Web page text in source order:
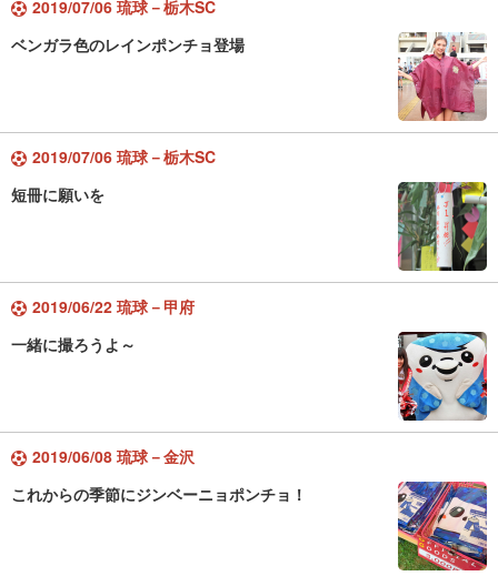
2019/07/06 琉球－栃木SC
ベンガラ色のレインポンチョ登場
2019/07/06 琉球－栃木SC
短冊に願いを
2019/06/22 琉球－甲府
一緒に撮ろうよ～
2019/06/08 琉球－金沢
これからの季節にジンベーニョポンチョ！